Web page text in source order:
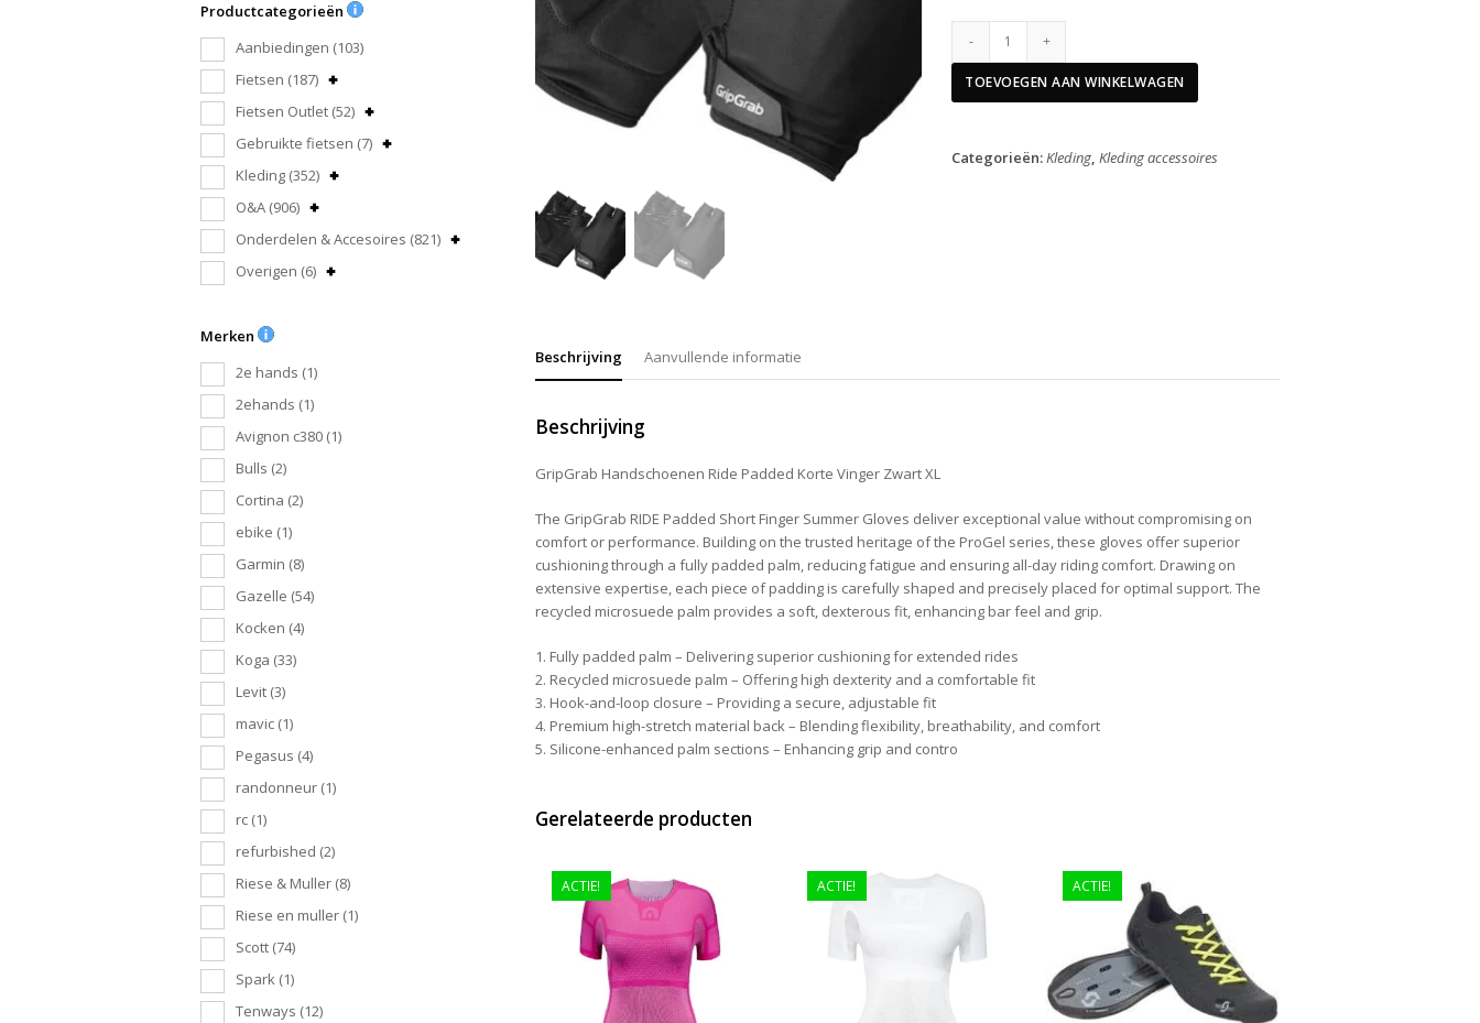
Productcategorieën
Aanbiedingen (103)
Fietsen (187)
Fietsen Outlet (52)
Gebruikte fietsen (7)
Kleding (352)
O&A (906)
Onderdelen & Accesoires (821)
Overigen (6)
Merken
2e hands (1)
2ehands (1)
Avignon c380 (1)
Bulls (2)
Cortina (2)
ebike (1)
Garmin (8)
Gazelle (54)
Kocken (4)
Koga (33)
Levit (3)
mavic (1)
Pegasus (4)
randonneur (1)
rc (1)
refurbished (2)
Riese & Muller (8)
Riese en muller (1)
Scott (74)
Spark (1)
Tenways (12)
GripGrab
Ride
Padded
Vinger
Zwart
TOEVOEGEN AAN WINKELWAGEN
Categorieën:Kleding,Kleding accessoires
Beschrijving Aanvullende informatie
Beschrijving
GripGrab Handschoenen Ride Padded Korte Vinger Zwart XL
The GripGrab RIDE Padded Short Finger Summer Gloves deliver exceptional value without compromising on
comfort or performance. Building on the trusted heritage of the ProGel series, these gloves offer superior
cushioning through a fully padded palm, reducing fatigue and ensuring all-day riding comfort. Drawing on
extensive expertise, each piece of padding is carefully shaped and precisely placed for optimal support. The
recycled microsuede palm provides a soft, dexterous fit, enhancing bar feel and grip.
1. Fully padded palm – Delivering superior cushioning for extended rides
2. Recycled microsuede palm – Offering high dexterity and a comfortable fit
3. Hook-and-loop closure – Providing a secure, adjustable fit
4. Premium high-stretch material back – Blending flexibility, breathability, and comfort
5. Silicone-enhanced palm sections – Enhancing grip and contro
Gerelateerde producten
ACTIE! ACTIE! ACTIE!